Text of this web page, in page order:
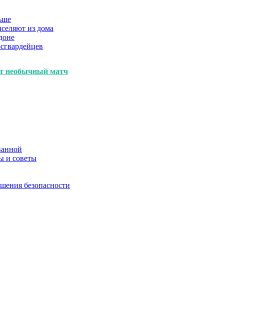
из дома
необычный матч
и советы
безопасности